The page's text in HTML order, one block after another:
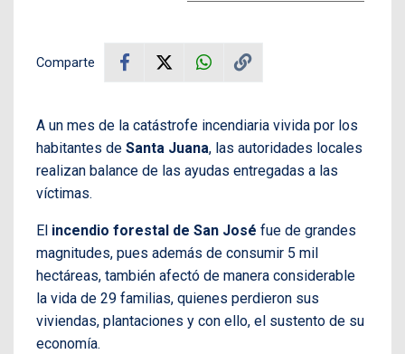
Comparte
A un mes de la catástrofe incendiaria vivida por los
habitantes de Santa Juana, las autoridades locales
realizan balance de las ayudas entregadas a las
víctimas.
El incendio forestal de San José fue de grandes
magnitudes, pues además de consumir 5 mil
hectáreas, también afectó de manera considerable
la vida de 29 familias, quienes perdieron sus
viviendas, plantaciones y con ello, el sustento de su
economía.